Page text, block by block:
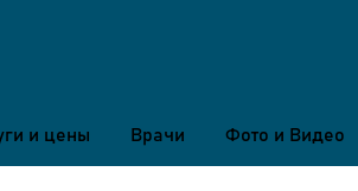
и цены Врачи Фото и Видео